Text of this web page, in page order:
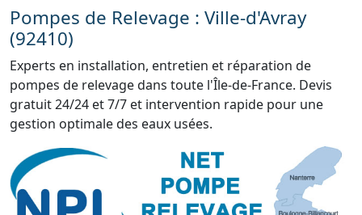
Pompes de Relevage : Ville-d'Avray
(92410)
Experts en installation, entretien et réparation de
pompes de relevage dans toute l'Île-de-France. Devis
gratuit 24/24 et 7/7 et intervention rapide pour une
gestion optimale des eaux usées.